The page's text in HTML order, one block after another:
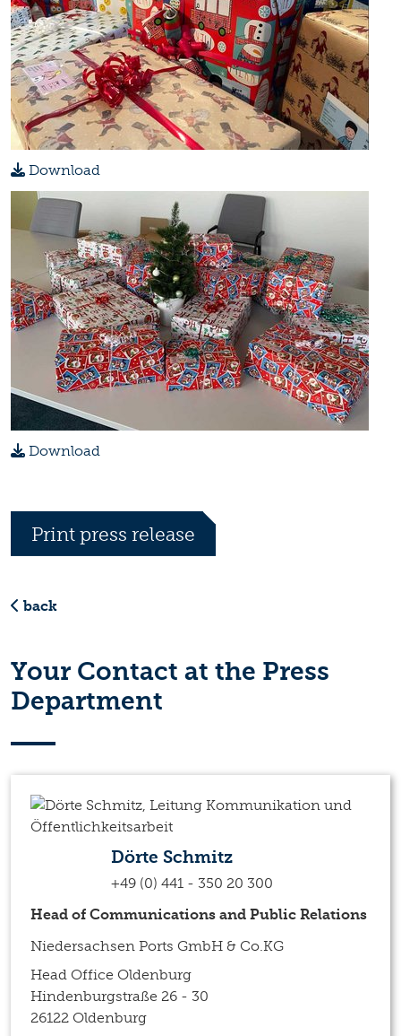
Download
Download
Print press release
back
Your Contact at the Press
Department
Dörte Schmitz
+49 (0) 441 - 350 20 300
Head of Communications and Public Relations
Niedersachsen Ports GmbH & Co.KG
Head Office Oldenburg
Hindenburgstraße 26 - 30
26122 Oldenburg